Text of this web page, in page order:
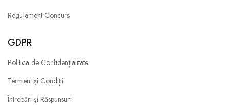
Regulament Concurs
GDPR
Politica de Confidențialitate
Termeni și Condiții
Întrebări și Răspunsuri